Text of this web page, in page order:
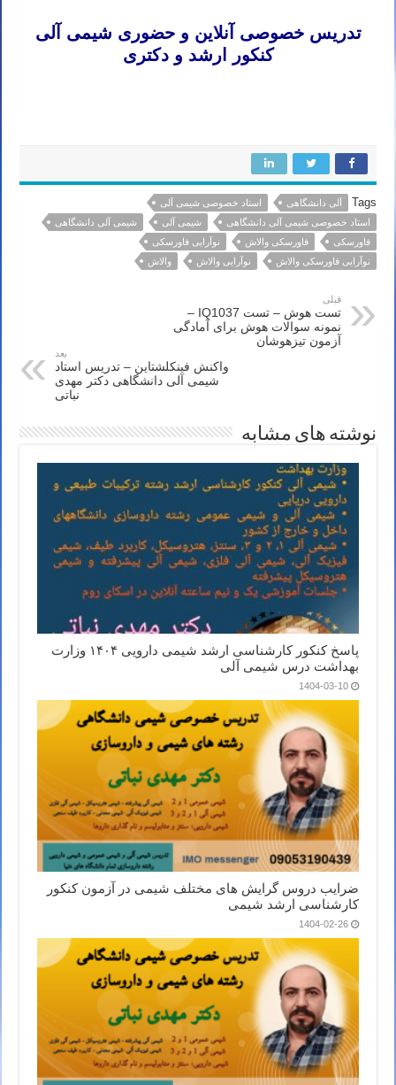
تدریس خصوصی آنلاین و حضوری شیمی آلی
کنکور ارشد و دکتری
Tags آلی دانشگاهی
استاد خصوصی شیمی آلی
استاد خصوصی شیمی آلی دانشگاهی
شیمی آلی
شیمی آلی دانشگاهی
فاورسکی
فاورسکی والاش
نوآرایی فاورسکی
نوآرایی فاورسکی والاش
نوآرایی والاش والاش
قبلی
تست هوش – تست IQ1037 –
نمونه سوالات هوش برای آمادگی
آزمون تیزهوشان
بعد
واکنش فینکلشتاین – تدریس استاد
شیمی آلی دانشگاهی دکتر مهدی
نباتی
نوشته های مشابه
پاسخ کنکور کارشناسی ارشد شیمی دارویی ۱۴۰۴ وزارت
بهداشت درس شیمی آلی
1404-03-10
ضرایب دروس گرایش های مختلف شیمی در آزمون کنکور
کارشناسی ارشد شیمی
1404-02-26